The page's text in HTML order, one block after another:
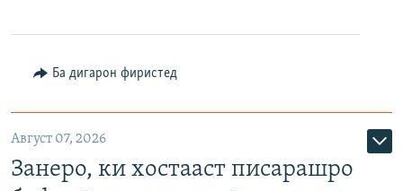
Ба дигарон фиристед
Август 07, 2026
Занеро, ки хостааст писарашро